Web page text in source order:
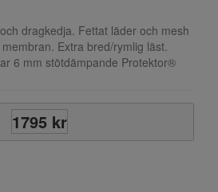
dragkedja. Fettat läder och mesh
Extra bred/rymlig läst.
6 mm stötdämpande Protektor®
1795 kr